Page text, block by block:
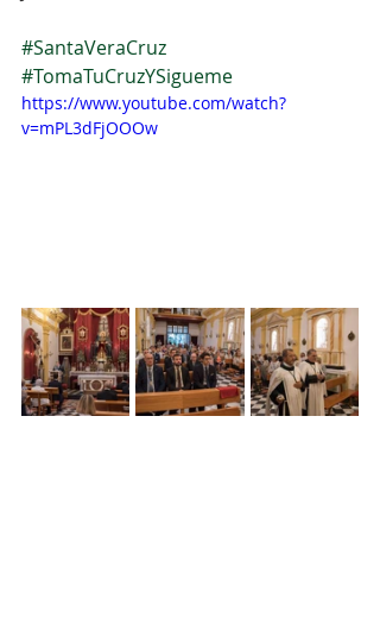
#SantaVeraCruz
#TomaTuCruzYSigueme
https://www.youtube.com/watch?
v=mPL3dFjOOOw